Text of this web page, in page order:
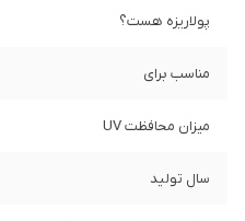
پولاریزه هست؟
مناسب برای
میزان محافظت UV
سال تولید